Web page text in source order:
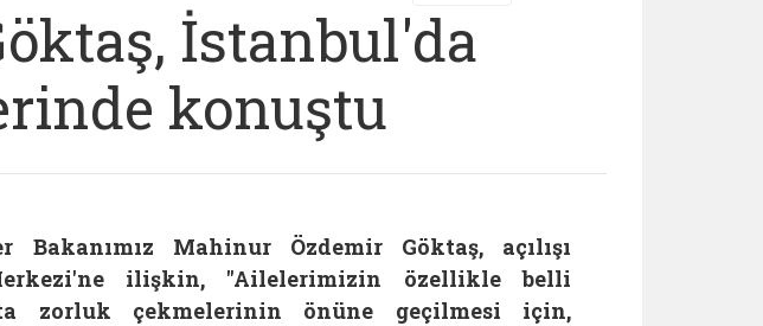
İstanbul'da
konuştu
Mahinur Özdemir Göktaş, açılışı
ilişkin, "Ailelerimizin özellikle belli
zorluk çekmelerinin önüne geçilmesi için,